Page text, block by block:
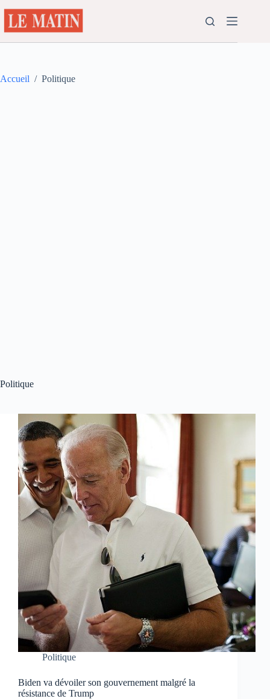
au
contenu
Accueil / Politique
Politique
Politique
Biden va dévoiler son gouvernement malgré la
résistance de Trump